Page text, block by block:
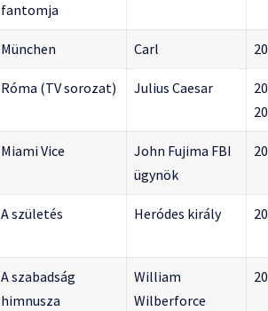
fantomja
München Carl
Róma (TV sorozat) Julius Caesar
Miami Vice
John Fujima FBI
ügynök
A születés Heródes király
A szabadság
himnusza
William
Wilberforce